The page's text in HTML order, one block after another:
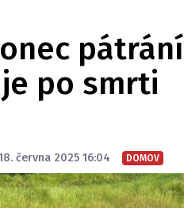
po smrti
června 2025 16:04 DOMOV